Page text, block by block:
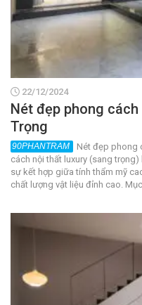
22/12/2024
Nét đẹp phong
Trọng
Nét đẹp phong
cách nội thất luxury (sang
sự kết hợp giữa tính thẩm mỹ
chất lượng vật liệu đỉnh cao.